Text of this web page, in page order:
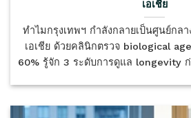
เอเชีย
ทำไมกรุงเทพฯ กำลังกลายเป็นศูนย์กล
เอเชีย ด้วยคลินิกตรวจ biological
60% รู้จัก 3 ระดับการดูแล longevity